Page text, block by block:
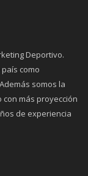
Deportivo.
como
somos la
con más proyección
de experiencia